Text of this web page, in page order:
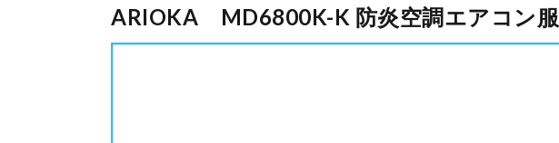
ARIOKA MD6800K-K 防炎空調エアコン服